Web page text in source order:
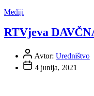
Mediji
RTVjeva
Avtor: Uredništvo
4 junija, 2021